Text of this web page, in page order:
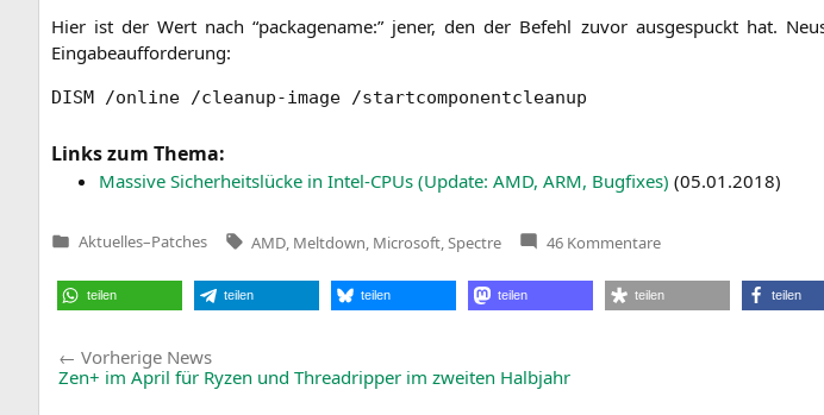
Hier ist der Wert nach “packa­ge­na­me:” jener, den der Befehl zuvor aus­ge­spuckt hat.
Eingabeaufforderung:
DISM /online /cleanup-image /startcomponentcleanup
Links zum Thema:
Mas­si­ve Sicher­heits­lü­cke in Intel-CPUs (Update: AMD, ARM, Bug­fi­xes) (05.01.2018)
Veröffentlicht
Aktuelles–Patches Tags:
AMD Meltdown Microsoft Spectre 46 Kommentarezu
Microsoft
Meltdown-
Patch
teilen teilen teilen teilen teilen teilen
Beitragsnavigation
Vorherige NewsVorherige
News:
Zen+ im April für Ryzen und Threadripper im zweiten Halbjahr